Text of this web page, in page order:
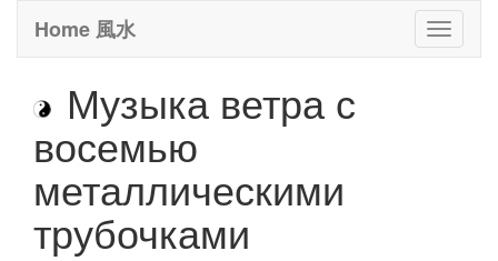
Toggle
it
Home 風水
Музыка ветра с
восемью
металлическими
трубочками